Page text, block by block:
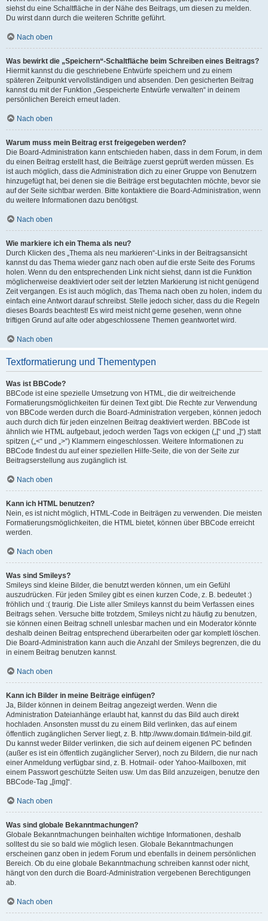
siehst du eine Schaltfläche in der Nähe des Beitrags, um diesen zu melden.
Du wirst dann durch die weiteren Schritte geführt.
Nach oben
Was bewirkt die „Speichern“-Schaltfläche beim Schreiben eines Beitrags?
Hiermit kannst du die geschriebene Entwürfe speichern und zu einem
späteren Zeitpunkt vervollständigen und absenden. Den gesicherten Beitrag
kannst du mit der Funktion „Gespeicherte Entwürfe verwalten“ in deinem
persönlichen Bereich erneut laden.
Nach oben
Warum muss mein Beitrag erst freigegeben werden?
Die Board-Administration kann entschieden haben, dass in dem Forum, in dem
du einen Beitrag erstellt hast, die Beiträge zuerst geprüft werden müssen. Es
ist auch möglich, dass die Administration dich zu einer Gruppe von Benutzern
hinzugefügt hat, bei denen sie die Beiträge erst begutachten möchte, bevor sie
auf der Seite sichtbar werden. Bitte kontaktiere die Board-Administration, wenn
du weitere Informationen dazu benötigst.
Nach oben
Wie markiere ich ein Thema als neu?
Durch Klicken des „Thema als neu markieren“-Links in der Beitragsansicht
kannst du das Thema wieder ganz nach oben auf die erste Seite des Forums
holen. Wenn du den entsprechenden Link nicht siehst, dann ist die Funktion
möglicherweise deaktiviert oder seit der letzten Markierung ist nicht genügend
Zeit vergangen. Es ist auch möglich, das Thema nach oben zu holen, indem du
einfach eine Antwort darauf schreibst. Stelle jedoch sicher, dass du die Regeln
dieses Boards beachtest! Es wird meist nicht gerne gesehen, wenn ohne
triftigen Grund auf alte oder abgeschlossene Themen geantwortet wird.
Nach oben
Textformatierung und Thementypen
Was ist BBCode?
BBCode ist eine spezielle Umsetzung von HTML, die dir weitreichende
Formatierungsmöglichkeiten für deinen Text gibt. Die Rechte zur Verwendung
von BBCode werden durch die Board-Administration vergeben, können jedoch
auch durch dich für jeden einzelnen Beitrag deaktiviert werden. BBCode ist
ähnlich wie HTML aufgebaut, jedoch werden Tags von eckigen („[“ und „]“) statt
spitzen („<“ und „>“) Klammern eingeschlossen. Weitere Informationen zu
BBCode findest du auf einer speziellen Hilfe-Seite, die von der Seite zur
Beitragserstellung aus zugänglich ist.
Nach oben
Kann ich HTML benutzen?
Nein, es ist nicht möglich, HTML-Code in Beiträgen zu verwenden. Die meisten
Formatierungsmöglichkeiten, die HTML bietet, können über BBCode erreicht
werden.
Nach oben
Was sind Smileys?
Smileys sind kleine Bilder, die benutzt werden können, um ein Gefühl
auszudrücken. Für jeden Smiley gibt es einen kurzen Code, z. B. bedeutet :)
fröhlich und :( traurig. Die Liste aller Smileys kannst du beim Verfassen eines
Beitrags sehen. Versuche bitte trotzdem, Smileys nicht zu häufig zu benutzen,
sie können einen Beitrag schnell unlesbar machen und ein Moderator könnte
deshalb deinen Beitrag entsprechend überarbeiten oder gar komplett löschen.
Die Board-Administration kann auch die Anzahl der Smileys begrenzen, die du
in einem Beitrag benutzen kannst.
Nach oben
Kann ich Bilder in meine Beiträge einfügen?
Ja, Bilder können in deinem Beitrag angezeigt werden. Wenn die
Administration Dateianhänge erlaubt hat, kannst du das Bild auch direkt
hochladen. Ansonsten musst du zu einem Bild verlinken, das auf einem
öffentlich zugänglichen Server liegt, z. B. http://www.domain.tld/mein-bild.gif.
Du kannst weder Bilder verlinken, die sich auf deinem eigenen PC befinden
(außer es ist ein öffentlich zugänglicher Server), noch zu Bildern, die nur nach
einer Anmeldung verfügbar sind, z. B. Hotmail- oder Yahoo-Mailboxen, mit
einem Passwort geschützte Seiten usw. Um das Bild anzuzeigen, benutze den
BBCode-Tag „[img]“.
Nach oben
Was sind globale Bekanntmachungen?
Globale Bekanntmachungen beinhalten wichtige Informationen, deshalb
solltest du sie so bald wie möglich lesen. Globale Bekanntmachungen
erscheinen ganz oben in jedem Forum und ebenfalls in deinem persönlichen
Bereich. Ob du eine globale Bekanntmachung schreiben kannst oder nicht,
hängt von den durch die Board-Administration vergebenen Berechtigungen
ab.
Nach oben